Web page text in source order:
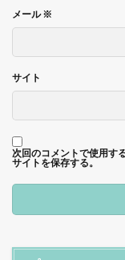
メール※
サイト
次回のコメントで使用す
サイトを保存する。